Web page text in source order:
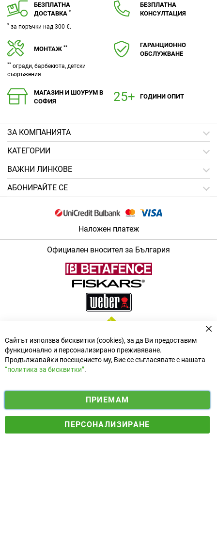
БЕЗПЛАТНА
ДОСТАВКА *
* за поръчки над 300 €.
БЕЗПЛАТНА
КОНСУЛТАЦИЯ
МОНТАЖ **
** огради, барбекюта, детски
съоръжения
ГАРАНЦИОННО
ОБСЛУЖВАНЕ
МАГАЗИН И ШОУРУМ В
СОФИЯ
ГОДИНИ ОПИТ
ЗA КОМПАНИЯТА
КАТЕГОРИИ
ВАЖНИ ЛИНКОВЕ
АБОНИРАЙТЕ СЕ
Наложен платеж
Официален вносител за България
© 2025 Ogradina.bg Всички права запазени. | Обменен курс:
f
a
i
n
s
y
o
u
Електронен магазин
Сайтът използва бисквитки (cookies), за да Ви предоставим
функционално и персонализирано преживяване.
Продължавайки посещението му, Вие се съгласявате с нашата
“политика за бисквитки”.
ПРИЕМАМ
ПЕРСОНАЛИЗИРАНЕ